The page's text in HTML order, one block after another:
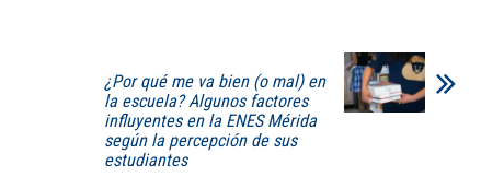
¿Por qué me va bien (o mal) en
la escuela? Algunos factores
influyentes en la ENES Mérida
según la percepción de sus
estudiantes